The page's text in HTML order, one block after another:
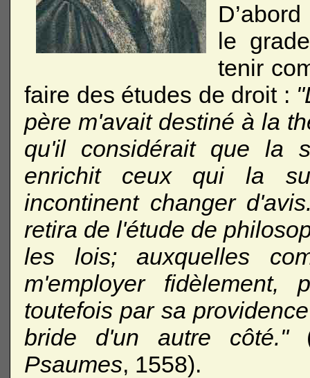
le
tenir
faire des études de droit :
père m'avait destiné à la
qu'il considérait que la
enrichit ceux qui la
incontinent changer
retira de l'étude de
les lois; auxquelles
m'employer
toutefois par sa
bride d'un autre côté."
Psaumes, 1558).